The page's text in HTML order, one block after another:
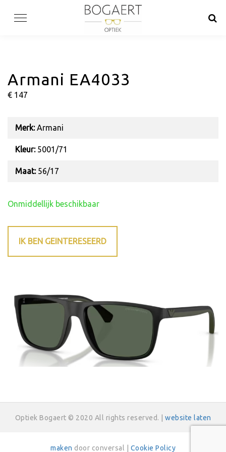
Armani EA4033
€ 147
Merk:Armani
Kleur:5001/71
Maat:56/17
Onmiddellijk beschikbaar
IK BEN GEINTERESEERD
Optiek Bogaert © 2020 All rights reserved. | website laten
maken door conversal | Cookie Policy